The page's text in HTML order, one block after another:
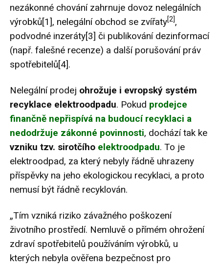
nezákonné chování zahrnuje dovoz nelegálních
výrobků[1], nelegální obchod se zvířaty[2],
podvodné inzeráty[3] či publikování dezinformací
(např. falešné recenze) a další porušování práv
spotřebitelů[4].
Nelegální prodej ohrožuje i evropský systém
recyklace elektroodpadu. Pokud prodejce
finančně nepřispívá na budoucí recyklaci a
nedodržuje zákonné povinnosti, dochází tak ke
vzniku tzv. sirotčího elektroodpadu. To je
elektroodpad, za který nebyly řádně uhrazeny
příspěvky na jeho ekologickou recyklaci, a proto
nemusí být řádně recyklován.
„Tím vzniká riziko závažného poškození
životního prostředí. Nemluvě o přímém ohrožení
zdraví spotřebitelů používáním výrobků, u
kterých nebyla ověřena bezpečnost pro